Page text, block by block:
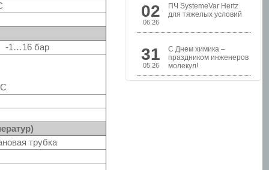
-1…16 бар
трубка
Шкафы управления
насосами
02
06.26
ПЧ SystemeVar Hertz
для тяжелых условий
31
05.26
С Днем химика –
праздником инженеров
молекул!